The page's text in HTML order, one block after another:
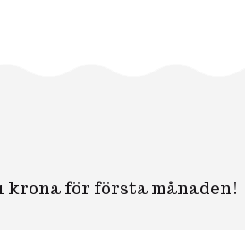
för första månaden!